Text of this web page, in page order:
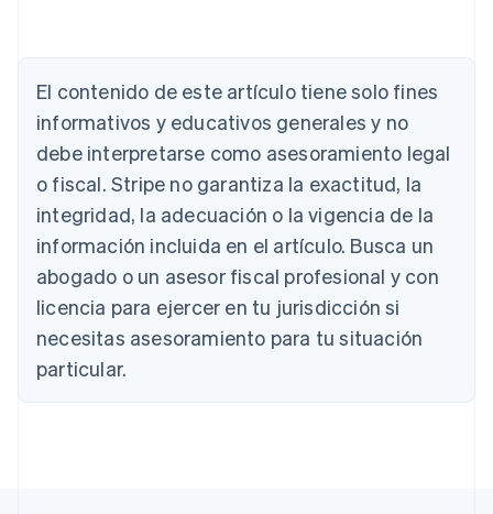
El contenido de este artículo tiene solo fines
informativos y educativos generales y no
debe interpretarse como asesoramiento legal
o fiscal. Stripe no garantiza la exactitud, la
integridad, la adecuación o la vigencia de la
información incluida en el artículo. Busca un
abogado o un asesor fiscal profesional y con
licencia para ejercer en tu jurisdicción si
necesitas asesoramiento para tu situación
particular.
Australia
English
Austria
DeutschEnglish
Bélgica
Brasil
PortuguêsEnglish
Bulgaria
English
Canadá
EnglishFrançais
China continental
简体中文 English
Chipre